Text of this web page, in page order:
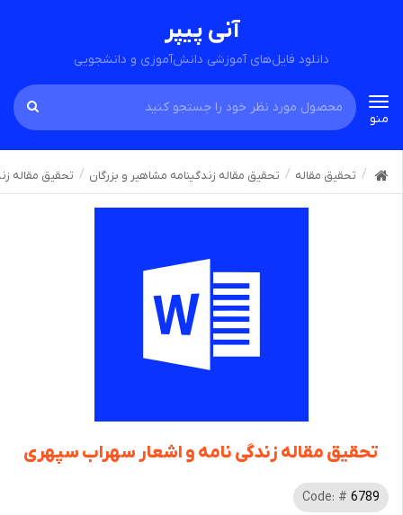
آنی پیپر
دانلود فایل‌های آموزشی دانش‌آموزی و دانشجویی
Toggle
navigation
منو
تحقیق مقاله تحقیق مقاله زندگینامه مشاهیر و بزرگان تحقیق مقاله
تحقیق مقاله زندگی نامه و اشعار سهراب سپهری
Code: # 6789